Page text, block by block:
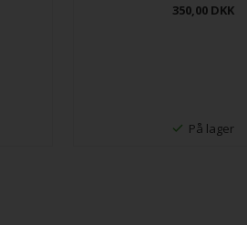
350,00 DKK
På lager